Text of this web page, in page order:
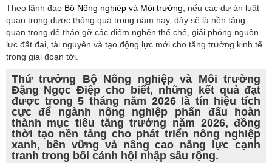
Theo lãnh đạo Bộ Nông nghiệp và Môi trường, nếu các dự án luật
quan trọng được thông qua trong năm nay, đây sẽ là nền tảng
quan trọng để tháo gỡ các điểm nghẽn thể chế, giải phóng nguồn
lực đất đai, tài nguyên và tạo động lực mới cho tăng trưởng kinh tế
trong giai đoạn tới.
Thứ trưởng Bộ Nông nghiệp và Môi trường
Đặng Ngọc Điệp cho biết, những kết quả đạt
được trong 5 tháng năm 2026 là tín hiệu tích
cực để ngành nông nghiệp phấn đấu hoàn
thành mục tiêu tăng trưởng năm 2026, đồng
thời tạo nền tảng cho phát triển nông nghiệp
xanh, bền vững và nâng cao năng lực cạnh
tranh trong bối cảnh hội nhập sâu rộng.